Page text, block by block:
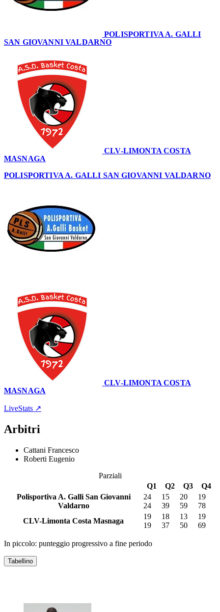
POLISPORTIVA A. GALLI
SAN GIOVANNI VALDARNO
CLV-LIMONTA COSTA
MASNAGA
POLISPORTIVA A. GALLI SAN GIOVANNI VALDARNO
CLV-LIMONTA COSTA
MASNAGA
LiveStats ↗
Arbitri
Cattani Francesco
Roberti Eugenio
Parziali
Q1
Q2 Q3
Q4
Polisportiva A. Galli San Giovanni
Valdarno
24
24
15
39
20
59
19
78
CLV-Limonta Costa Masnaga
19
19
18
37
13
50
19
69
In piccolo: punteggio progressivo a fine periodo
Tabellino